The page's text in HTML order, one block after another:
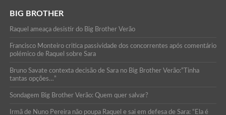
BIG BROTHER
Raquel ameaça desistir do Big Brother Verão
Francisco Monteiro critica passividade dos concorrentes após comentário
polémico de Raquel sobre Sara
Bruno Savate contexta decisão de Sara no Big Brother Verão:”Tinha
tantas opções…”
Sondagem Big Brother Verão: Quem quer salvar?
Irmã de Nuno Pereira não poupa Raquel e sai em defesa de Sara: “Ela é